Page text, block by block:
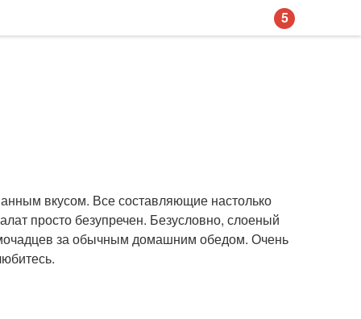
вкусом. Все составляющие настолько
просто безупречен. Безусловно, слоеный
за обычным домашним обедом. Очень
5